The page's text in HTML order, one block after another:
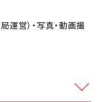
運営）・ 写真・動画撮